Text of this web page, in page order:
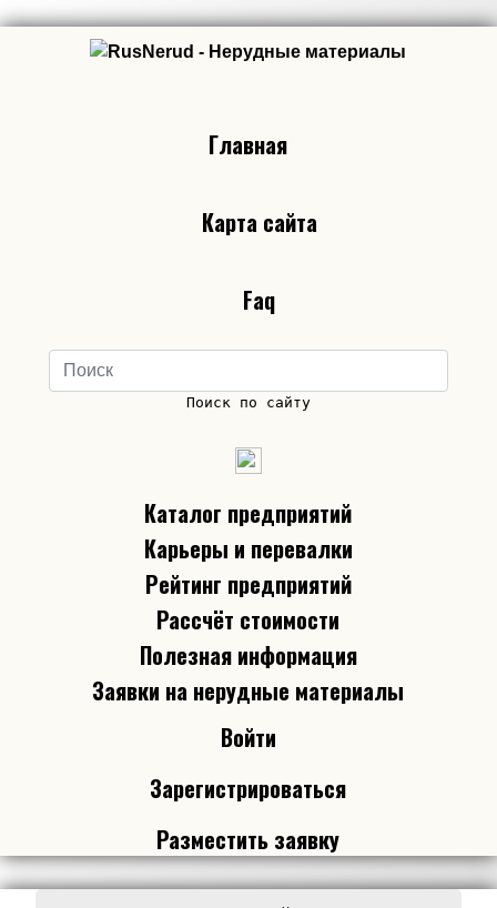
Главная
Карта сайта
Faq
Поиск по сайту
Каталог предприятий
Карьеры и перевалки
Рейтинг предприятий
Рассчёт стоимости
Полезная информация
Заявки на нерудные материалы
Войти
Зарегистрироваться
Разместить заявку